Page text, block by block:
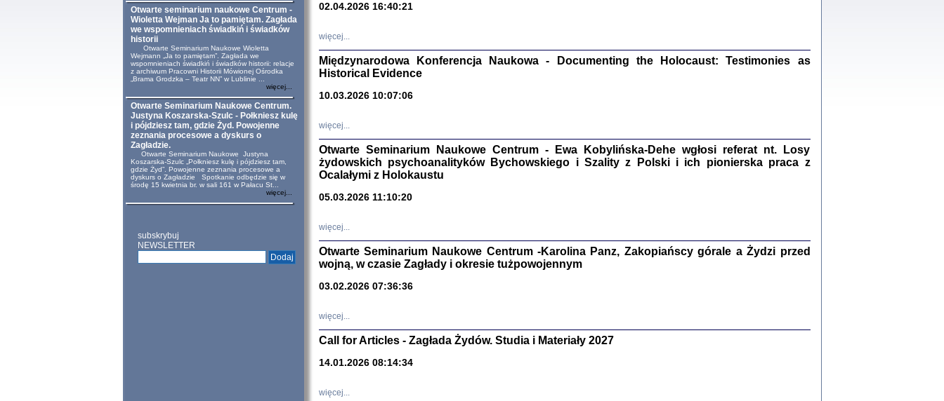
Otwarte seminarium naukowe Centrum -
Wioletta Wejman Ja to pamiętam. Zagłada
we wspomnieniach świadkiń i świadków
historii
Otwarte Seminarium Naukowe Wioletta
Wejmann „Ja to pamiętam”. Zagłada we
wspomnieniach świadkiń i świadków historii: relacje
z archiwum Pracowni Historii Mówionej Ośrodka
„Brama Grodzka – Teatr NN” w Lublinie ...
więcej...
Otwarte Seminarium Naukowe Centrum.
Justyna Koszarska-Szulc - Połkniesz kulę
i pójdziesz tam, gdzie Żyd. Powojenne
zeznania procesowe a dyskurs o
Zagładzie.
Otwarte Seminarium Naukowe Justyna
Koszarska-Szulc „Połkniesz kulę i pójdziesz tam,
gdzie Żyd”. Powojenne zeznania procesowe a
dyskurs o Zagładzie Spotkanie odbędzie się w
środę 15 kwietnia br. w sali 161 w Pałacu St...
więcej...
subskrybuj
NEWSLETTER
Studia i Materiały
nr 17, R. 2021
NIE WIEMY CO PRZYNIESIE NAM KOLEJNA GODZINA ...
Dziennik pisany w ukryciu w latach 1943-1944
Zagłada Żydów.
02.04.2026 16:40:21
więcej...
Międzynarodowa Konferencja Naukowa - Documenting the Holocaust: Testimonies as
Historical Evidence
10.03.2026 10:07:06
więcej...
Otwarte Seminarium Naukowe Centrum - Ewa Kobylińska-Dehe wgłosi referat nt. Losy
żydowskich psychoanalityków Bychowskiego i Szality z Polski i ich pionierska praca z
Ocalałymi z Holokaustu
05.03.2026 11:10:20
więcej...
Otwarte Seminarium Naukowe Centrum -Karolina Panz, Zakopiańscy górale a Żydzi przed
wojną, w czasie Zagłady i okresie tużpowojennym
03.02.2026 07:36:36
więcej...
Call for Articles - Zagłada Żydów. Studia i Materiały 2027
14.01.2026 08:14:34
więcej...